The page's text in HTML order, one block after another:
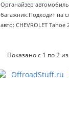
Органайзер
багажник.Подходит на
авто: CHEVROLET Tahoe
Показано с 1 по 2